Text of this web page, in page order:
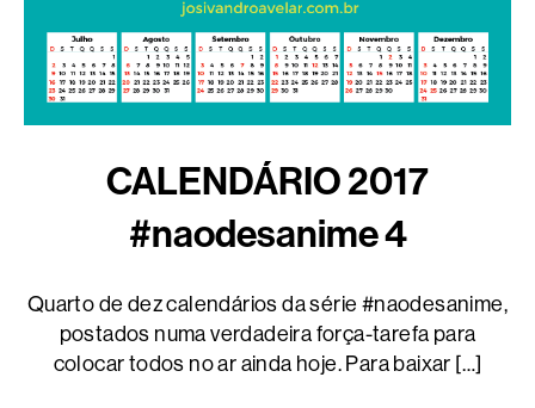
CALENDÁRIO 2017
#naodesanime 4
Quarto de dez calendários da série #naodesanime,
postados numa verdadeira força-tarefa para
colocar todos no ar ainda hoje. Para baixar […]